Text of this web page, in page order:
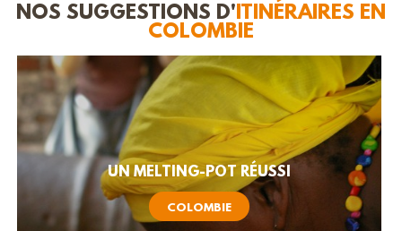
NOS SUGGESTIONS D'ITINÉRAIRES EN
COLOMBIE
UN MELTING-POT RÉUSSI
COLOMBIE